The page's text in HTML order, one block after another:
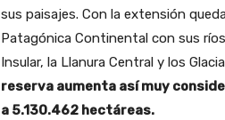
sus paisajes. Con la extensión
Patagónica Continental con sus
Insular, la Llanura Central y los
reserva aumenta así muy
a 5.130.462 hectáreas.